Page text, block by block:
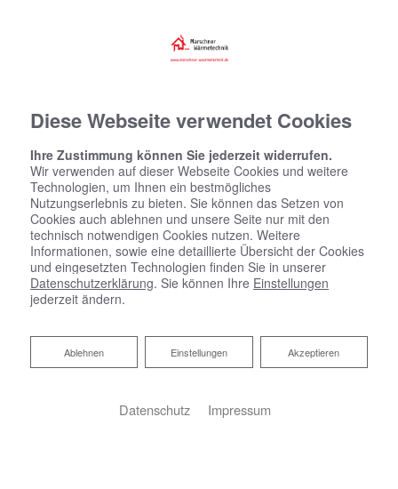
Diese Webseite verwendet Cookies
Ihre Zustimmung können Sie jederzeit widerrufen.
Wir verwenden auf dieser Webseite Cookies und weitere
Technologien, um Ihnen ein bestmögliches
Nutzungserlebnis zu bieten. Sie können das Setzen von
Cookies auch ablehnen und unsere Seite nur mit den
technisch notwendigen Cookies nutzen. Weitere
Informationen, sowie eine detaillierte Übersicht der Cookies
und eingesetzten Technologien finden Sie in unserer
Datenschutzerklärung. Sie können Ihre Einstellungen
jederzeit ändern.
Akzeptieren
Einstellungen
Ablehnen
Ablehnen
Datenschutz Impressum